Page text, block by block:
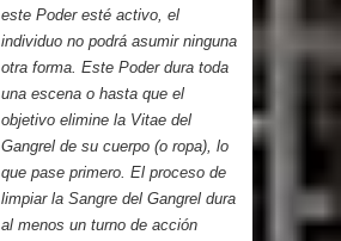
este Poder esté activo, el
individuo no podrá asumir ninguna
otra forma. Este Poder dura toda
una escena o hasta que el
objetivo elimine la Vitae del
Gangrel de su cuerpo (o ropa), lo
que pase primero. El proceso de
limpiar la Sangre del Gangrel dura
al menos un turno de acción